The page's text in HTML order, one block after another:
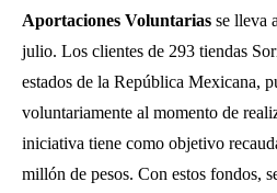
Aportaciones Voluntarias se lleva
julio. Los clientes de 293 tiendas
estados de la República Mexicana,
voluntariamente al momento de
iniciativa tiene como objetivo
millón de pesos. Con estos fondos,